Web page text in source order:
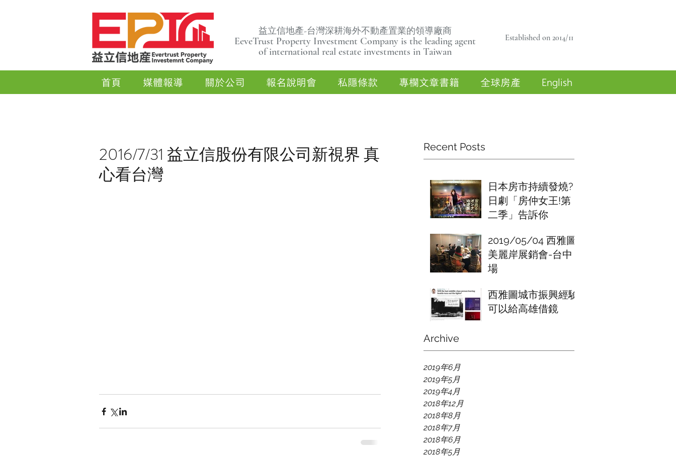
益立信地產-台灣深耕海外不動產置業的領導廠商
EeveTrust Property Investment Company is the leading agent
ofinternational real estate investments in Taiwan
Established on 2014/11
首頁 媒體報導 關於公司 報名說明會 私隱條款 專欄文章書籍 全球房產 English
Recent Posts
日本房市持續發燒?
日劇「房仲女王!第
二季」告訴你
2019/05/04 西雅圖
美麗岸展銷會-台中
場
西雅圖城市振興經驗
可以給高雄借鏡
Archive
2019年6月
2019年5月
2019年4月
2018年12月
2018年8月
2018年7月
2018年6月
2018年5月
2016/7/31 益立信股份有限公司新視界 真
心看台灣